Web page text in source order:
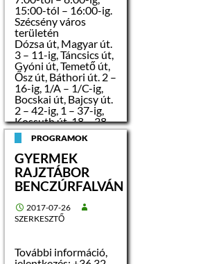
Árverés tárgya:
címe:
Mindszenty József
tér 3. A lh. 3. emelet 3.
helyrajzi száma:
1309/A/10
alapterülete: 50
m
rendeltetése:
lakás
közműellátottsága:
elektromos árammal,
gázcsonk az
15:00-tól – 16:00-ig.
Szécsény város
területén
Dózsa út, Magyar út.
3 – 11-ig, Táncsics út,
Gyóni út, Temető út,
Ősz út, Báthori út. 2 –
16-ig, 1/A – 1/C-ig,
Bocskai út, Bajcsy út.
2 – 42-ig, 1 – 37-ig,
Kossuth út. 18 – 38-
ig, 29 – 49-ig,
Varsányi út, Huny
út. 13 – végig, 4 –
végig, Bartók út,
Petőfi út, Kölcsey út.
2, Árpád út, Attila út,
Liget út, Ferenczy út,
Kiserdő út, Sport út.
telep.
PROGRAMOK
GYERMEK
RAJZTÁBOR
BENCZÚRFALVÁN
2017-07-26
SZERKESZTŐ
További információ,